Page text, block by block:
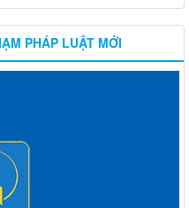
PHÁP LUẬT MỚI